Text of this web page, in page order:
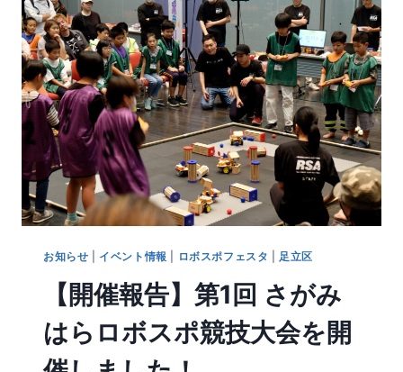
お知らせ イベント情報 ロボスポフェスタ 足立区
【開催報告】第1回 さがみ
はらロボスポ競技大会を開